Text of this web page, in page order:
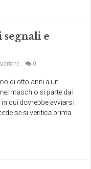
e
0
di otto anni a un
maschio si parte dai
cui dovrebbe avviarsi
se si verifica prima